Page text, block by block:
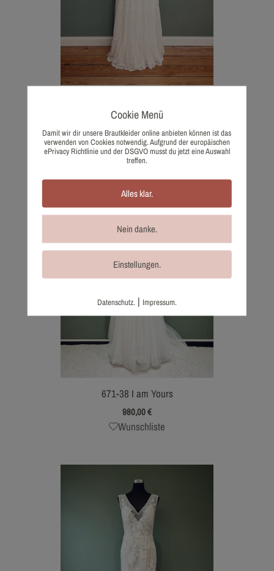
1.320,00€
Wunschliste
671-38 I am Yours
980,00€
Wunschliste
Cookie Menü
Damit wir dir unsere Brautkleider online anbieten können ist das
verwenden von Cookies notwendig. Aufgrund der europäischen
ePrivacy Richtlinie und der DSGVO musst du jetzt eine Auswahl
treffen.
Alles klar.
Nein danke.
Einstellungen.
Datenschutz. | Impressum.